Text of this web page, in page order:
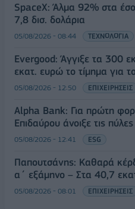
SpaceX: Άλμα 92% στα
7,8 δισ. δολάρια
05/08/2026 - 08:44 ΤΕΧΝΟΛΟΓΙΑ
Evergood: Άγγιξε τα 300
εκατ. ευρώ το τίμημα για
05/08/2026 - 12:50 ΕΠΙΧΕΙΡΗΣΕΙΣ
Alpha Bank: Για πρώτη
Επιδαύρου άνοιξε τις
05/08/2026 - 12:41 ESG
Παπουτσάνης: Καθαρά
α΄ εξάμηνο – Στα 40,7
05/08/2026 - 08:01 ΕΠΙΧΕΙΡΗΣΕΙΣ